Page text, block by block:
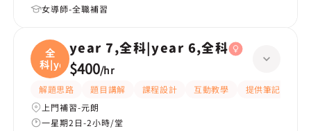
女導師-全職補習
全
科|ye
year 7,全科|year 6,全科
$400/hr
解題思路 題目講解 課程設計 互動教學 提供筆記
上門補習-元朗
一星期2日-2小時/堂